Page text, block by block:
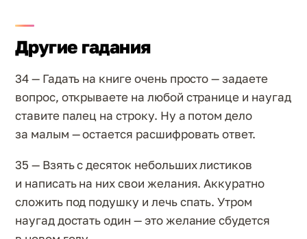
Другие гадания
34 — Гадать на книге очень просто — задаете
вопрос, открываете на любой странице и наугад
ставите палец на строку. Ну а потом дело
за малым — остается расшифровать ответ.
35 — Взять с десяток небольших листиков
и написать на них свои желания. Аккуратно
сложить под подушку и лечь спать. Утром
наугад достать один — это желание сбудется